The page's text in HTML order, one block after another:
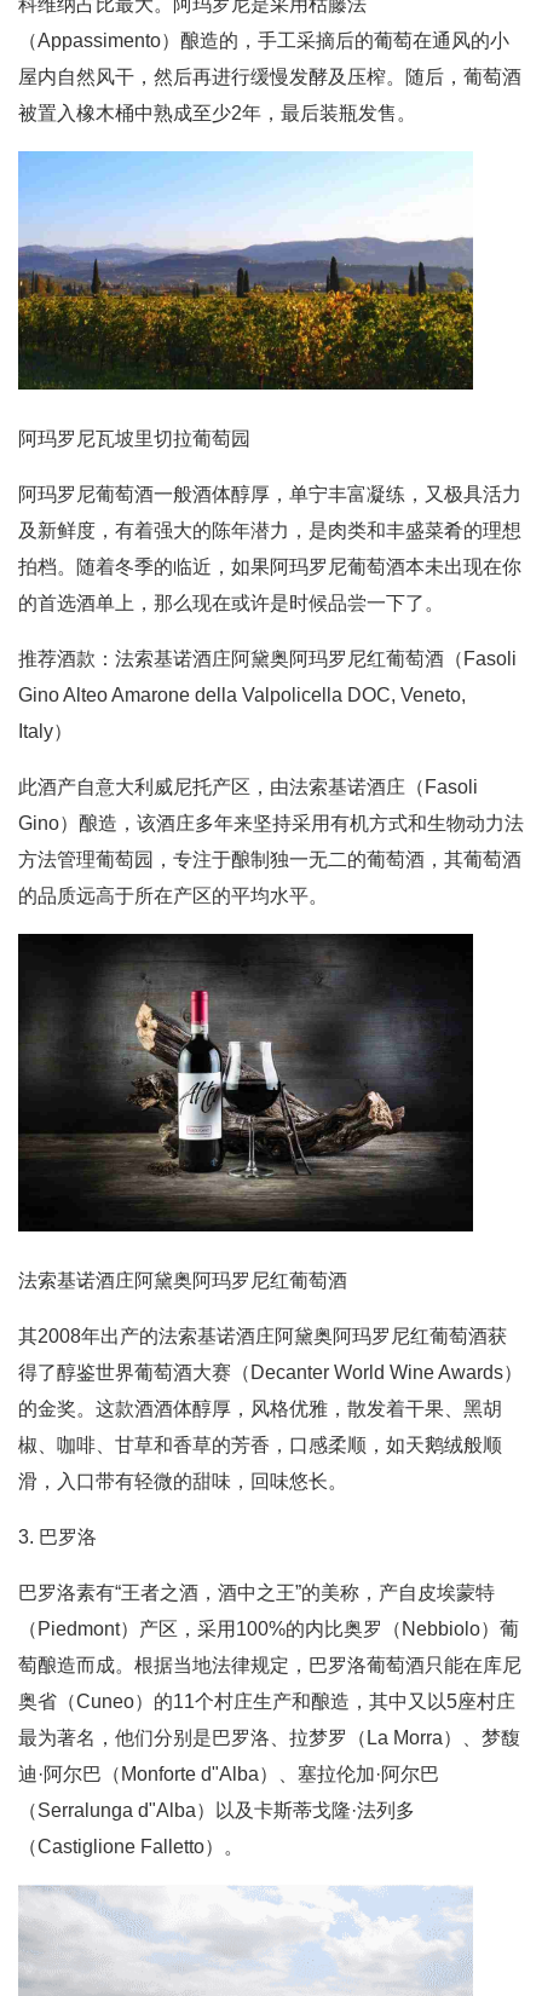
（Appassimento）酿造的，手工采摘后的葡萄在通风的小
屋内自然风干，然后再进行缓慢发酵及压榨。随后，葡萄酒
被置入橡木桶中熟成至少2年，最后装瓶发售。
阿玛罗尼瓦坡里切拉葡萄园
阿玛罗尼葡萄酒一般酒体醇厚，单宁丰富凝练，又极具活力
及新鲜度，有着强大的陈年潜力，是肉类和丰盛菜肴的理想
拍档。随着冬季的临近，如果阿玛罗尼葡萄酒本未出现在你
的首选酒单上，那么现在或许是时候品尝一下了。
推荐酒款：法索基诺酒庄阿黛奥阿玛罗尼红葡萄酒（Fasoli
Gino Alteo Amarone della Valpolicella DOC, Veneto,
Italy）
此酒产自意大利威尼托产区，由法索基诺酒庄（Fasoli
Gino）酿造，该酒庄多年来坚持采用有机方式和生物动力法
方法管理葡萄园，专注于酿制独一无二的葡萄酒，其葡萄酒
的品质远高于所在产区的平均水平。
法索基诺酒庄阿黛奥阿玛罗尼红葡萄酒
其2008年出产的法索基诺酒庄阿黛奥阿玛罗尼红葡萄酒获
得了醇鉴世界葡萄酒大赛（Decanter World Wine Awards）
的金奖。这款酒酒体醇厚，风格优雅，散发着干果、黑胡
椒、咖啡、甘草和香草的芳香，口感柔顺，如天鹅绒般顺
滑，入口带有轻微的甜味，回味悠长。
3. 巴罗洛
巴罗洛素有“王者之酒，酒中之王”的美称，产自皮埃蒙特
（Piedmont）产区，采用100%的内比奥罗（Nebbiolo）葡
萄酿造而成。根据当地法律规定，巴罗洛葡萄酒只能在库尼
奥省（Cuneo）的11个村庄生产和酿造，其中又以5座村庄
最为著名，他们分别是巴罗洛、拉梦罗（La Morra）、梦馥
迪·阿尔巴（Monforte d"Alba）、塞拉伦加·阿尔巴
（Serralunga d"Alba）以及卡斯蒂戈隆·法列多
（Castiglione Falletto）。